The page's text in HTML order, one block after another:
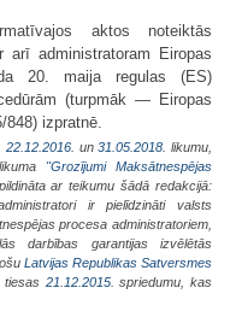
aktos noteiktās
arī administratoram Eiropas
20. maija regulas (ES)
(turpmāk — Eiropas
izpratnē.
,22.12.2016. un31.05.2018 . likumu,
"Grozījumi Maksātnespējas
ar teikumu šādā redakcijā:
ir pielīdzināti valsts
procesa administratoriem,
darbības garantijas izvēlētās
Latvijas Republikas Satversmes
tiesas 21.12.2015. spriedumu, kas